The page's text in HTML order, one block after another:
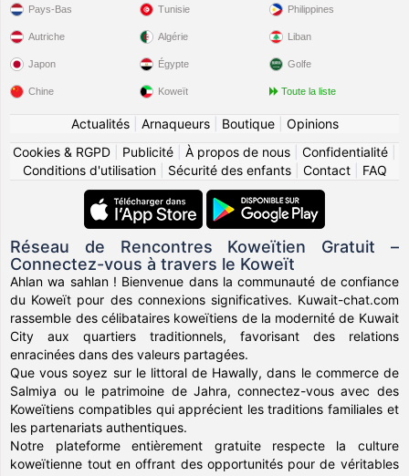
Pays-Bas
Autriche
Japon
Chine
Tunisie
Algérie
Égypte
Koweït
Philippines
Liban
Golfe
Toute la liste
Actualités| Arnaqueurs| Boutique| Opinions
Cookies & RGPD
Publicité À propos de nous Confidentialité
Conditions d'utilisation| Sécurité des enfants| Contact| FAQ
Réseau de Rencontres Koweïtien Gratuit –
Connectez-vous à travers le Koweït
Ahlan wa sahlan ! Bienvenue dans la communauté de confiance
du Koweït pour des connexions significatives. Kuwait-chat.com
rassemble des célibataires koweïtiens de la modernité de Kuwait
City aux quartiers traditionnels, favorisant des relations
enracinées dans des valeurs partagées.
Que vous soyez sur le littoral de Hawally, dans le commerce de
Salmiya ou le patrimoine de Jahra, connectez-vous avec des
Koweïtiens compatibles qui apprécient les traditions familiales et
les partenariats authentiques.
Notre plateforme entièrement gratuite respecte la culture
koweïtienne tout en offrant des opportunités pour de véritables